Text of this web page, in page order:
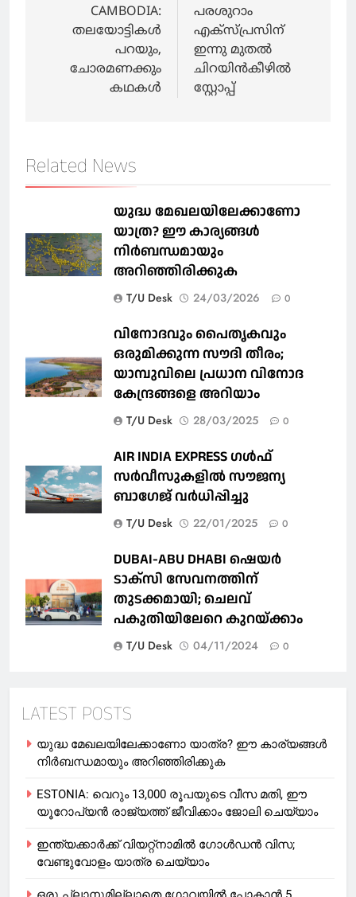
navigationCAMBODIA:
തലയോട്ടികൾ
പറയും,
ചോരമണക്കും
കഥകൾ
പരശുറാം
എക്‌സ്പ്രസിന്
ഇന്നു മുതല്‍
ചിറയിന്‍കീഴില്‍
സ്റ്റോപ്പ്
Related News
യുദ്ധ മേഖലയിലേക്കാണോ
യാത്ര? ഈ കാര്യങ്ങള്‍
നിര്‍ബന്ധമായും
അറിഞ്ഞിരിക്കുക
T/U Desk 24/03/2026 0
വിനോദവും പൈതൃകവും
ഒരുമിക്കുന്ന സൗദി തീരം;
യാമ്പുവിലെ പ്രധാന വിനോദ
കേന്ദ്രങ്ങളെ അറിയാം
T/U Desk 28/03/2025 0
AIR INDIA EXPRESS ഗൾഫ്
സർവീസുകളിൽ സൗജന്യ
ബാഗേജ് വർധിപ്പിച്ചു
T/U Desk 22/01/2025 0
DUBAI-ABU DHABI ഷെയര്‍
ടാക്‌സി സേവനത്തിന്
തുടക്കമായി; ചെലവ്
പകുതിയിലേറെ കുറയ്ക്കാം
T/U Desk 04/11/2024 0
LATEST POSTS
യുദ്ധ മേഖലയിലേക്കാണോ യാത്ര? ഈ കാര്യങ്ങള്‍
നിര്‍ബന്ധമായും അറിഞ്ഞിരിക്കുക
ESTONIA: വെറും 13,000 രൂപയുടെ വീസ മതി, ഈ
യൂറോപ്യന്‍ രാജ്യത്ത് ജീവിക്കാം ജോലി ചെയ്യാം
ഇന്ത്യക്കാർക്ക് വിയറ്റ്‌നാമില്‍ ഗോള്‍ഡന്‍ വിസ;
വേണ്ടുവോളം യാത്ര ചെയ്യാം